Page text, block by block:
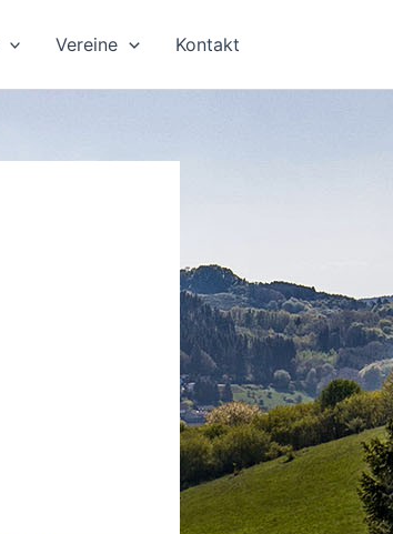
Vereine Kontakt